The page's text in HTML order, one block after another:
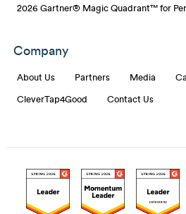
2026 Gartner® Magic Quadrant™ for
Company
About Us Partners Media
CleverTap4Good Contact Us